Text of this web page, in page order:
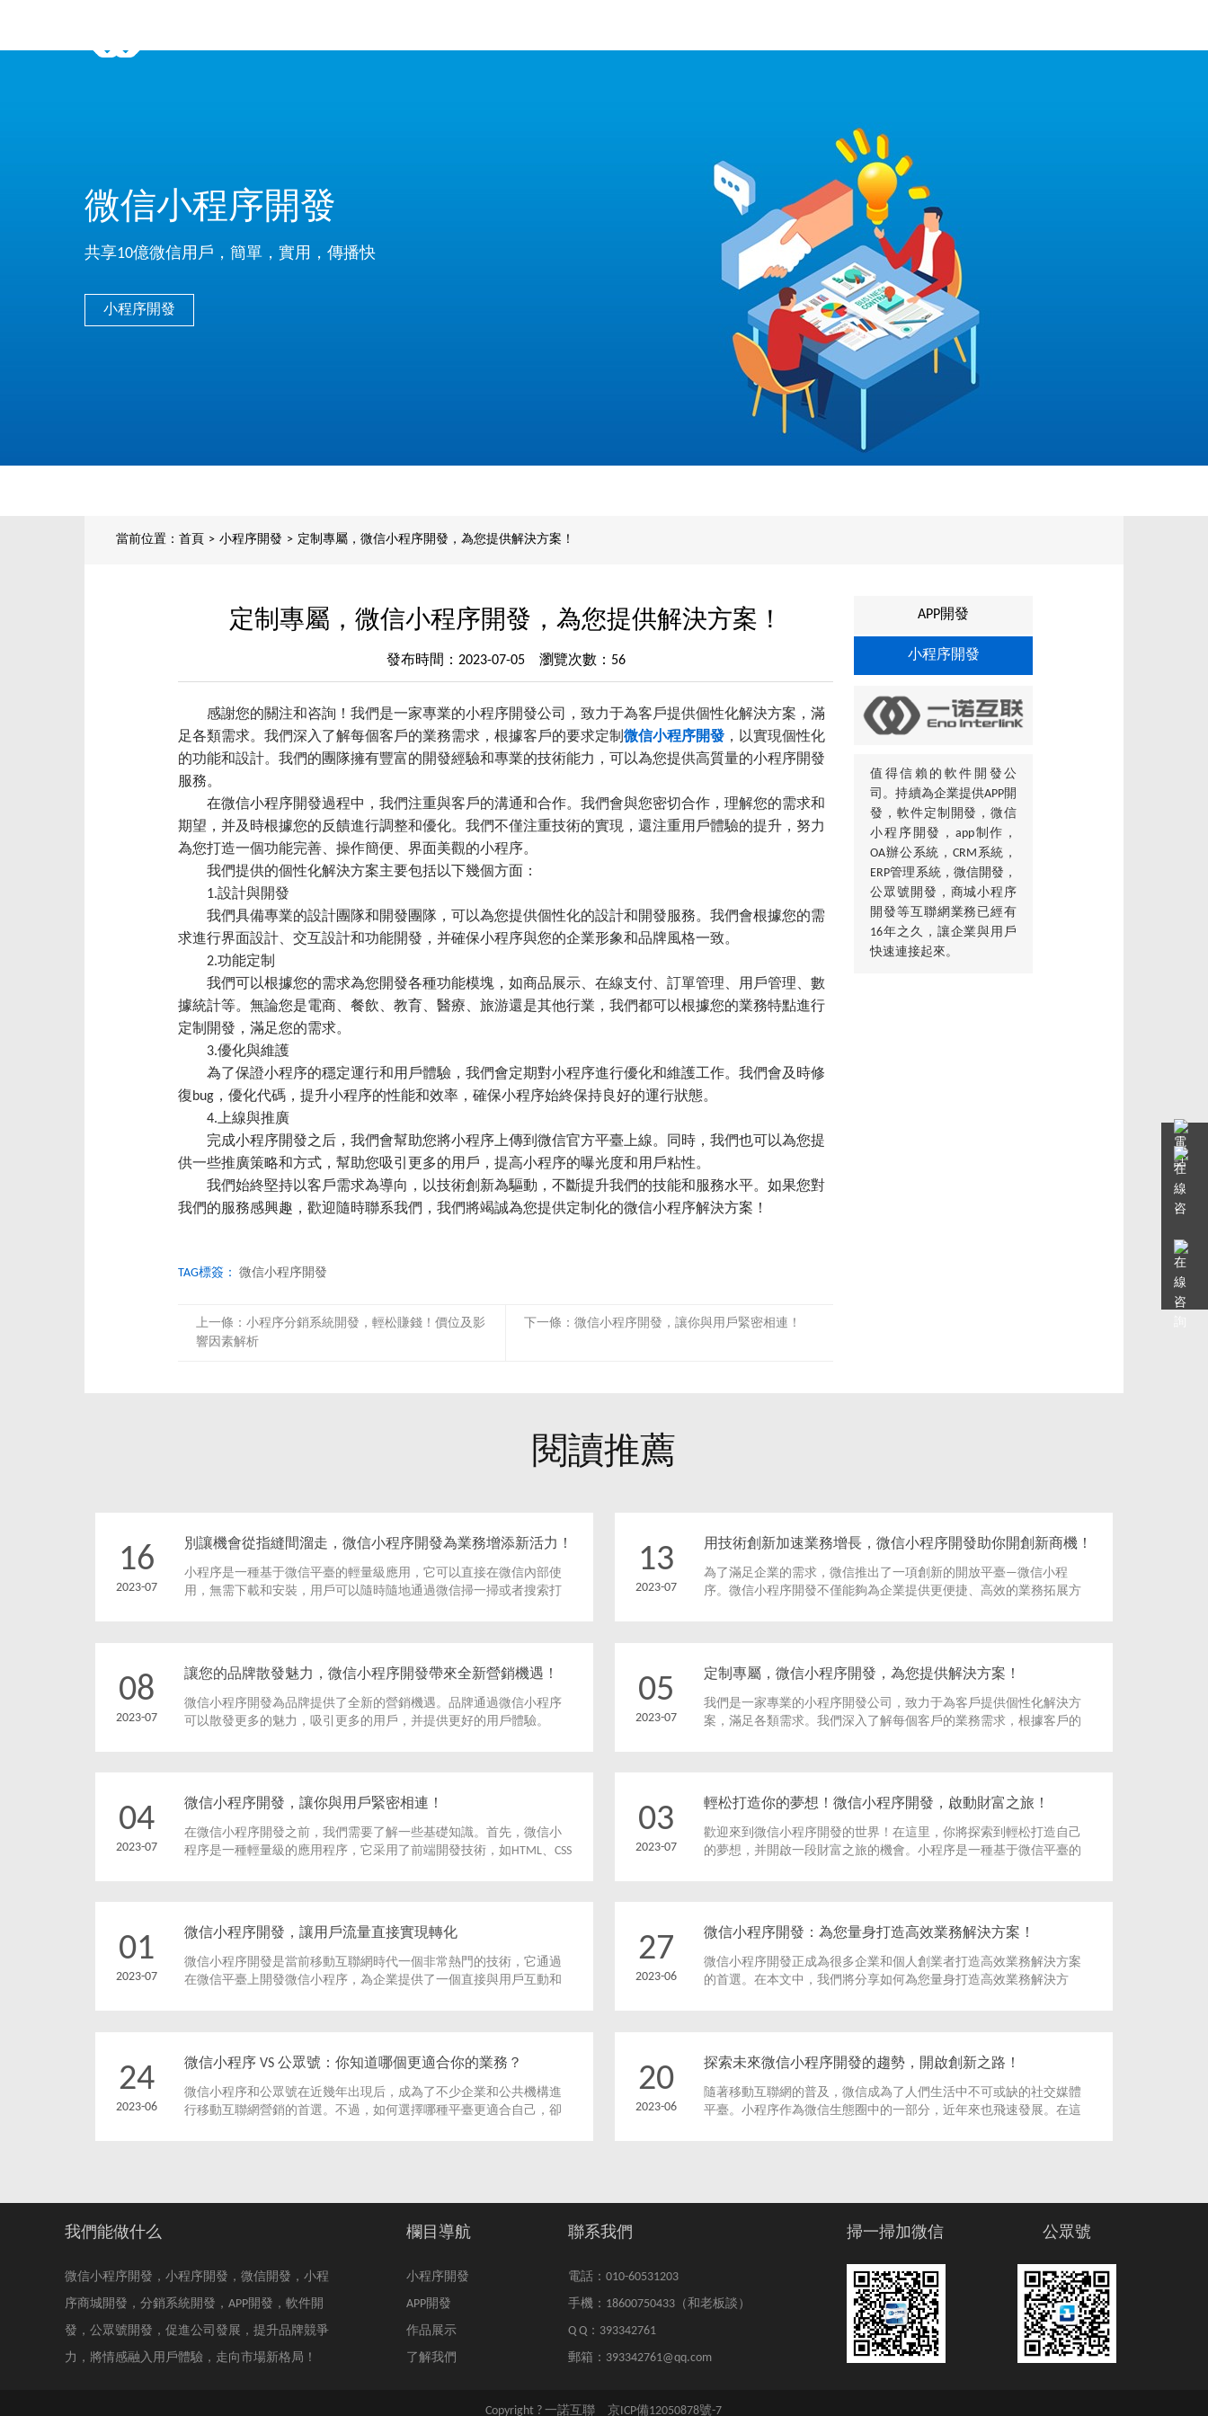
微信小程序開發
共享10億微信用戶，簡單，實用，傳播快
小程序開發
當前位置： 首頁 > 小程序開發 > 定制專屬，微信小程序開發，為您提供解決方案！
定制專屬，微信小程序開發，為您提供解決方案！
發布時間：2023-07-05 瀏覽次數：56
感謝您的關注和咨詢！我們是一家專業的小程序開發公司，致力于為客戶提供個性化解決方案，滿
足各類需求。我們深入了解每個客戶的業務需求，根據客戶的要求定制微信小程序開發 ，以實現個性化
的功能和設計。我們的團隊擁有豐富的開發經驗和專業的技術能力，可以為您提供高質量的小程序開發
服務。
在微信小程序開發過程中，我們注重與客戶的溝通和合作。我們會與您密切合作，理解您的需求和
期望，并及時根據您的反饋進行調整和優化。我們不僅注重技術的實現，還注重用戶體驗的提升，努力
為您打造一個功能完善、操作簡便、界面美觀的小程序。
我們提供的個性化解決方案主要包括以下幾個方面：
1.設計與開發
我們具備專業的設計團隊和開發團隊，可以為您提供個性化的設計和開發服務。我們會根據您的需
求進行界面設計、交互設計和功能開發，并確保小程序與您的企業形象和品牌風格一致。
2.功能定制
我們可以根據您的需求為您開發各種功能模塊，如商品展示、在線支付、訂單管理、用戶管理、數
據統計等。無論您是電商、餐飲、教育、醫療、旅游還是其他行業，我們都可以根據您的業務特點進行
定制開發，滿足您的需求。
3.優化與維護
為了保證小程序的穩定運行和用戶體驗，我們會定期對小程序進行優化和維護工作。我們會及時修
復bug，優化代碼，提升小程序的性能和效率，確保小程序始終保持良好的運行狀態。
4.上線與推廣
完成小程序開發之后，我們會幫助您將小程序上傳到微信官方平臺上線。同時，我們也可以為您提
供一些推廣策略和方式，幫助您吸引更多的用戶，提高小程序的曝光度和用戶粘性。
我們始終堅持以客戶需求為導向，以技術創新為驅動，不斷提升我們的技能和服務水平。如果您對
我們的服務感興趣，歡迎隨時聯系我們，我們將竭誠為您提供定制化的微信小程序解決方案！
TAG標簽： 微信小程序開發
上一條：小程序分銷系統開發，輕松賺錢！價位及影
響因素解析
下一條： 微信小程序開發，讓你與用戶緊密相連！
APP開發
小程序開發
值得信賴的軟件開發公
司。持續為企業提供APP開
發，軟件定制開發，微信
小程序開發，app制作，
OA辦公系統，CRM系統，
ERP管理系統，微信開發，
公眾號開發，商城小程序
開發等互聯網業務已經有
16年之久，讓企業與用戶
快速連接起來。
閱讀推薦
16
2023-07
別讓機會從指縫間溜走，微信小程序開發為業務增添新活力！
小程序是一種基于微信平臺的輕量級應用，它可以直接在微信內部使
用，無需下載和安裝，用戶可以隨時隨地通過微信掃一掃或者搜索打
13
2023-07
用技術創新加速業務增長，微信小程序開發助你開創新商機！
為了滿足企業的需求，微信推出了一項創新的開放平臺—微信小程
序。微信小程序開發不僅能夠為企業提供更便捷、高效的業務拓展方
08
2023-07
讓您的品牌散發魅力，微信小程序開發帶來全新營銷機遇！
微信小程序開發為品牌提供了全新的營銷機遇。品牌通過微信小程序
可以散發更多的魅力，吸引更多的用戶，并提供更好的用戶體驗。
05
2023-07
定制專屬，微信小程序開發，為您提供解決方案！
我們是一家專業的小程序開發公司，致力于為客戶提供個性化解決方
案，滿足各類需求。我們深入了解每個客戶的業務需求，根據客戶的
04
2023-07
微信小程序開發，讓你與用戶緊密相連！
在微信小程序開發之前，我們需要了解一些基礎知識。首先，微信小
程序是一種輕量級的應用程序，它采用了前端開發技術，如HTML、CSS
03
2023-07
輕松打造你的夢想！微信小程序開發，啟動財富之旅！
歡迎來到微信小程序開發的世界！在這里，你將探索到輕松打造自己
的夢想，并開啟一段財富之旅的機會。小程序是一種基于微信平臺的
01
2023-07
微信小程序開發，讓用戶流量直接實現轉化
微信小程序開發是當前移動互聯網時代一個非常熱門的技術，它通過
在微信平臺上開發微信小程序，為企業提供了一個直接與用戶互動和
27
2023-06
微信小程序開發：為您量身打造高效業務解決方案！
微信小程序開發正成為很多企業和個人創業者打造高效業務解決方案
的首選。在本文中，我們將分享如何為您量身打造高效業務解決方
24
2023-06
微信小程序 VS 公眾號：你知道哪個更適合你的業務？
微信小程序和公眾號在近幾年出現后，成為了不少企業和公共機構進
行移動互聯網營銷的首選。不過，如何選擇哪種平臺更適合自己，卻
20
2023-06
探索未來微信小程序開發的趨勢，開啟創新之路！
隨著移動互聯網的普及，微信成為了人們生活中不可或缺的社交媒體
平臺。小程序作為微信生態圈中的一部分，近年來也飛速發展。在這
我們能做什么
微信小程序開發，小程序開發，微信開發，小程
序商城開發，分銷系統開發，APP開發，軟件開
發，公眾號開發，促進公司發展，提升品牌競爭
力，將情感融入用戶體驗，走向市場新格局！
欄目導航
小程序開發
APP開發
作品展示
了解我們
聯系我們
電話：010-60531203
手機：18600750433（和老板談）
Q Q：393342761
郵箱：393342761@qq.com
掃一掃加微信 公眾號
Copyright ? 一諾互聯京ICP備12050878號-7